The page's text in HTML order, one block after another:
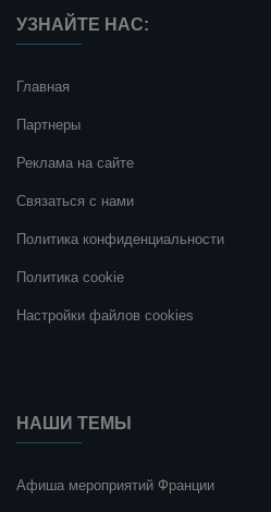
УЗНАЙТЕ НАС:
Главная
Партнеры
Реклама на сайте
Связаться с нами
Политика конфиденциальности
Политика cookie
Настройки файлов cookies
НАШИ ТЕМЫ
Афиша мероприятий Франции